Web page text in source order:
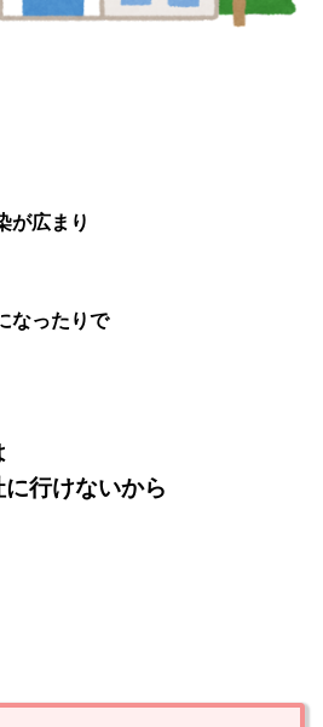
が広まり
なったりで
行けないから